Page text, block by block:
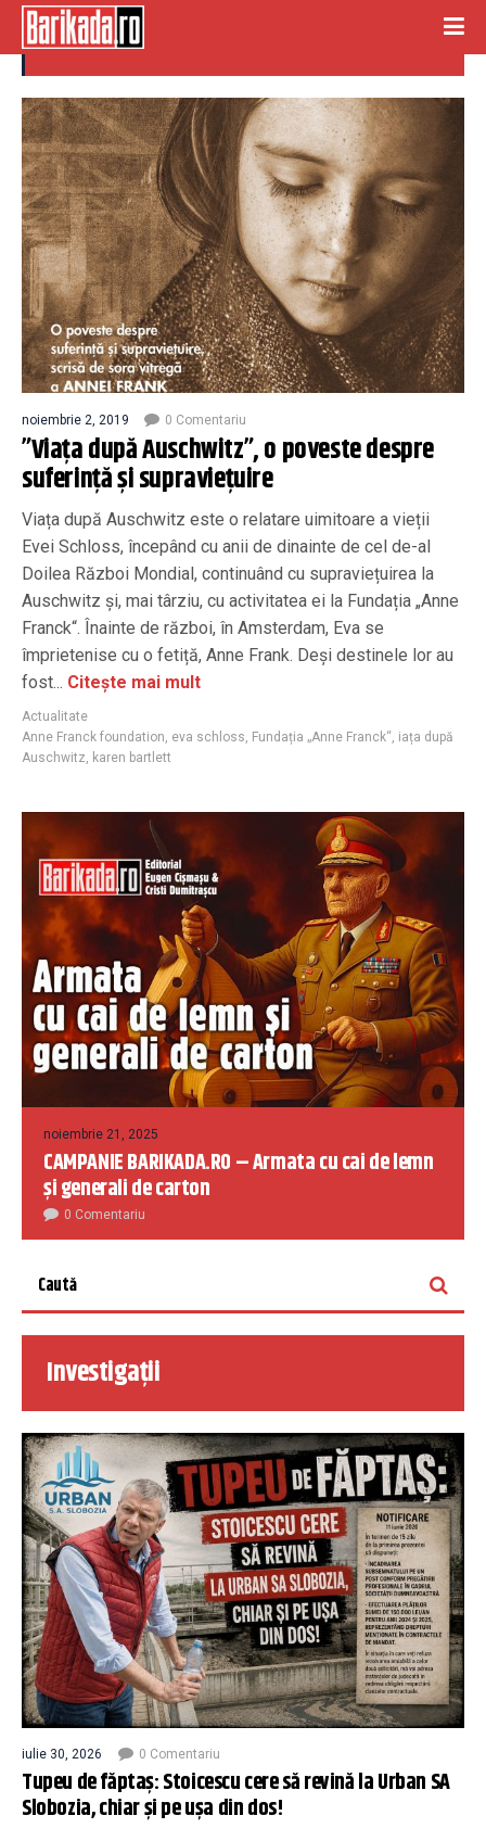
Anne Franck foundation
noiembrie 2, 2019 0 Comentariu
”Viața după Auschwitz”, o poveste despre
suferință și supraviețuire
Viața după Auschwitz este o relatare uimitoare a vieții
Evei Schloss, începând cu anii de dinainte de cel de-al
Doilea Război Mondial, continuând cu supraviețuirea la
Auschwitz și, mai târziu, cu activitatea ei la Fundația „Anne
Franck“. Înainte de război, în Amsterdam, Eva se
împrietenise cu o fetiță, Anne Frank. Deși destinele lor au
fost... Citește mai mult
Actualitate
Anne Franck foundation, eva schloss, Fundația „Anne Franck“, iața după
Auschwitz, karen bartlett
noiembrie 21, 2025
CAMPANIE BARIKADA.RO – Armata cu cai de lemn
și generali de carton
0 Comentariu
Investigații
iulie 30, 2026 0 Comentariu
Tupeu de făptaș: Stoicescu cere să revină la Urban SA
Slobozia, chiar și pe ușa din dos!